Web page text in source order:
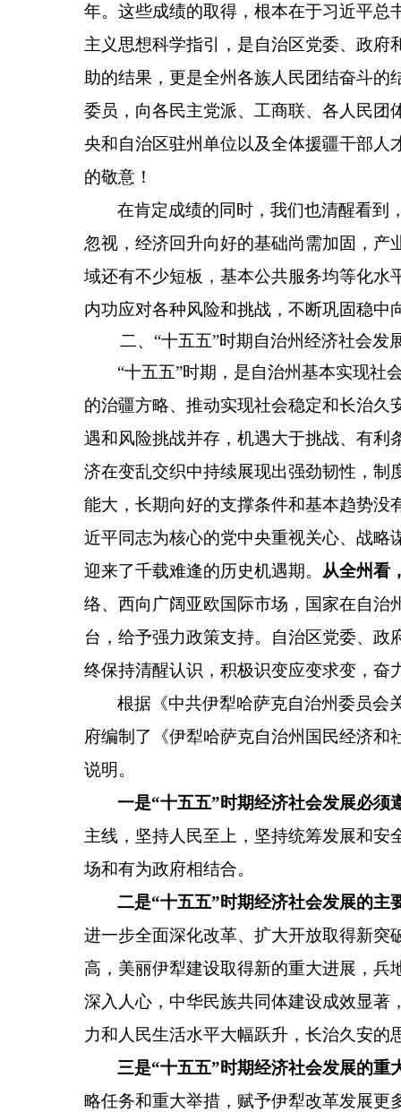
年。这些成绩的取得，根本在于习近平总
主义思想科学指引，是自治区党委、政
助的结果，更是全州各族人民团结奋斗
委员，向各民主党派、工商联、各人民团
央和自治区驻州单位以及全体援疆干部人
的敬意！
在肯定成绩的同时，我们也清醒看到
忽视 ， 经济回升向好的基础尚需加固 ， 产
域还有不少短板，基本公共服务均等化水
内功应对各种风险和挑战，不断巩固稳
二、“十五五”时期自治州经济社会发
“十五五”时期，是自治州基本实现社
的治疆方略、推动实现社会稳定和长治
遇和风险挑战并存，机遇大于挑战、有利
济在变乱交织中持续展现出强劲韧性，制
能大，长期向好的支撑条件和基本趋势没
近平同志为核心的党中央重视关心、战略
迎来了千载难逢的历史机遇期。 从全州看
络、西向广阔亚欧国际市场，国家在自治
台，给予强力政策支持。自治区党委、
终保持清醒认识，积极识变应变求变，奋
根据《中共伊犁哈萨克自治州委员会
府编制了《伊犁哈萨克自治州国民经济
说明。
一是“十五五”时期经济社会发展必须
主线，坚持人民至上，坚持统筹发展和
场和有为政府相结合。
二是“十五五”时期经济社会发展的主
进一步全面深化改革、扩大开放取得新突
高，美丽伊犁建设取得新的重大进展，兵
深入人心，中华民族共同体建设成效显著
力和人民生活水平大幅跃升，长治久安
三是“十五五”时期经济社会发展的重
略任务和重大举措，赋予伊犁改革发展更